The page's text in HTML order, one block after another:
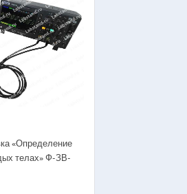
«Определение
телах» Ф-ЗВ-